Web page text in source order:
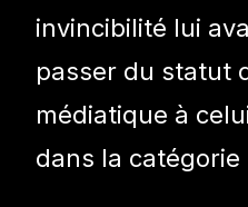
invincibilité lui
passer du statut
médiatique à
dans la